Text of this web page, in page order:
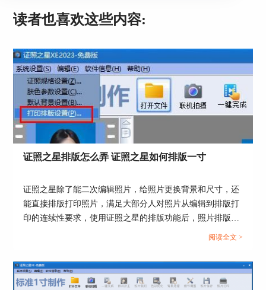
图3：基于肤色修正
第二步：选择基于肤色修正以后，在新打开的界面
上会出现如下提示：“使用套索工具选中脸部肤色
区域，系统自动进行色彩优化”，大家需要使用鼠
标绕着脸部区域画一个圈，具体如图4人物脸部红
色线条，然后点击“确定”即可。
读者也喜欢这些内容:
证照之星排版怎么弄 证照之星如何排版一寸
证照之星除了能二次编辑照片，给照片更换背景和尺寸，还
能直接排版打印照片，满足大部分人对照片从编辑到排版打
印的连续性要求，使用证照之星的排版功能后，照片排版就
无需再求助打印店操作了。这篇文章就告诉大家证照之星排
阅读全文 >